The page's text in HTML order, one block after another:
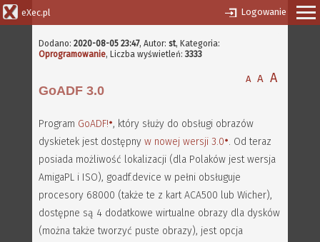
eXec.pl Logowanie
Dodano: 2020-08-05 23:47, Autor: st, Kategoria:
Oprogramowanie, Liczba wyświetleń: 3333
A A A
GoADF 3.0
Program GoADF! , który służy do obsługi obrazów
dyskietek jest dostępny w nowej wersji 3.0 . Od teraz
posiada możliwość lokalizacji (dla Polaków jest wersja
AmigaPL i ISO), goadf.device w pełni obsługuje
procesory 68000 (także te z kart ACA500 lub Wicher),
dostępne są 4 dodatkowe wirtualne obrazy dla dysków
(można także tworzyć puste obrazy), jest opcja